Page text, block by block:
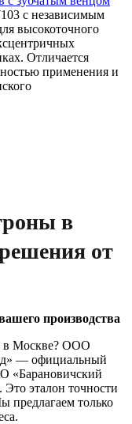
в
от
производства
в Москве? ООО
— официальный
«Барановичский
эталон точности
предлагаем только
с независимым
высокоточного
Отличается
применения и